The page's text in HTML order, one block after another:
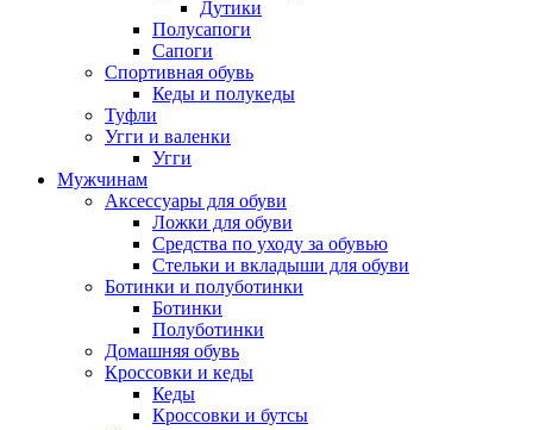
Дутики
Полусапоги
Сапоги
Спортивная обувь
Кеды и полукеды
Туфли
Угги и валенки
Угги
Мужчинам
Аксессуары для обуви
Ложки для обуви
Средства по уходу за обувью
Стельки и вкладыши для обуви
Ботинки и полуботинки
Ботинки
Полуботинки
Домашняя обувь
Кроссовки и кеды
Кеды
Кроссовки и бутсы